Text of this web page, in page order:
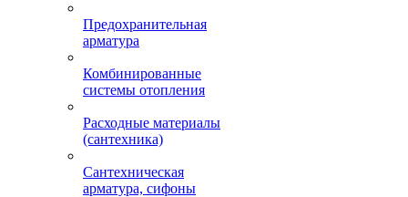
Предохранительная
арматура
Комбинированные
системы отопления
Расходные материалы
(сантехника)
Сантехническая
арматура, сифоны